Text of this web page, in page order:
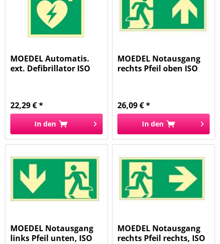
MOEDEL Automatis.
ext. Defibrillator ISO
22,29 € *
In den
MOEDEL Notausgang
rechts Pfeil oben ISO
26,09 € *
In den
MOEDEL Notausgang
links Pfeil unten, ISO
MOEDEL Notausgang
rechts Pfeil rechts, ISO